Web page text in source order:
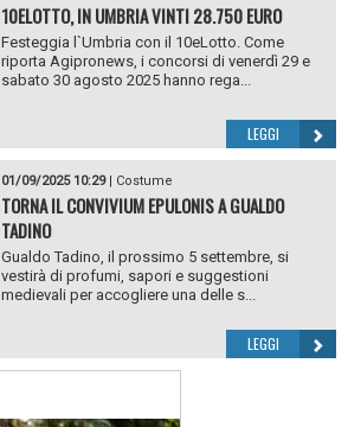
10ELOTTO, IN UMBRIA VINTI 28.750 EURO
Festeggia l`Umbria con il 10eLotto. Come
riporta Agipronews, i concorsi di venerdì 29 e
sabato 30 agosto 2025 hanno rega...
LEGGI
01/09/2025 10:29| Costume
TORNA IL CONVIVIUM EPULONIS A GUALDO
TADINO
Gualdo Tadino, il prossimo 5 settembre, si
vestirà di profumi, sapori e suggestioni
medievali per accogliere una delle s...
LEGGI